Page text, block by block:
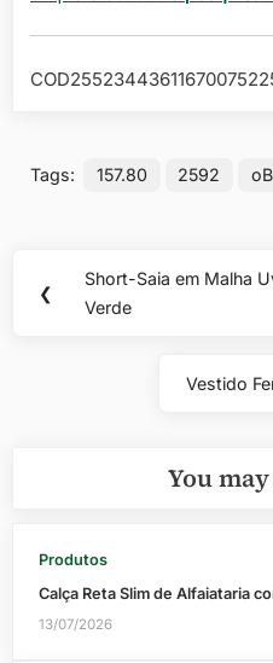
Tags: 157.80 2592
Navegação
de
❮
Previous
Post:
Short-Saia em Malha
Verde
Next
Vestido
You
Produtos
Calça Reta Slim de Alfaiataria
13/07/2026